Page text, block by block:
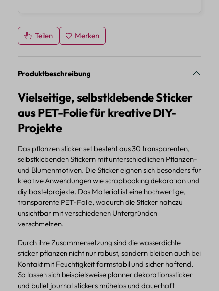
Teilen Merken
Produktbeschreibung
Vielseitige, selbstklebende Sticker
aus PET-Folie für kreative DIY-
Projekte
Das pflanzen sticker set besteht aus 30 transparenten,
selbstklebenden Stickern mit unterschiedlichen Pflanzen-
und Blumenmotiven. Die Sticker eignen sich besonders für
kreative Anwendungen wie scrapbooking dekoration und
diy bastelprojekte. Das Material ist eine hochwertige,
transparente PET-Folie, wodurch die Sticker nahezu
unsichtbar mit verschiedenen Untergründen
verschmelzen.
Durch ihre Zusammensetzung sind die wasserdichte
sticker pflanzen nicht nur robust, sondern bleiben auch bei
Kontakt mit Feuchtigkeit formstabil und sicher haftend.
So lassen sich beispielsweise planner dekorationssticker
und bullet journal stickers mühelos und dauerhaft